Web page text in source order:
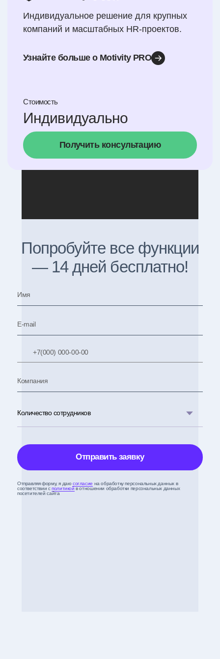
Индивидуальное решение для крупных
компаний и масштабных HR-проектов.
Узнайте больше о Motivity PRO
Стоимость
Индивидуально
Получить консультацию
Попробуйте все функции
— 14 дней бесплатно!
Отправляя форму, я даюсогласие на обработку персональных данных в
соответствии сполитикойв отношении обработки персональных данных
посетителей сайта